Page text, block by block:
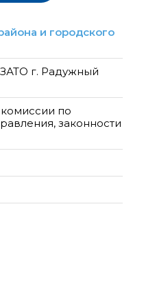
и городского
г. Радужный
по
законности